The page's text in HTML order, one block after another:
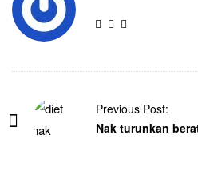
Previous Post:
Nak turunkan